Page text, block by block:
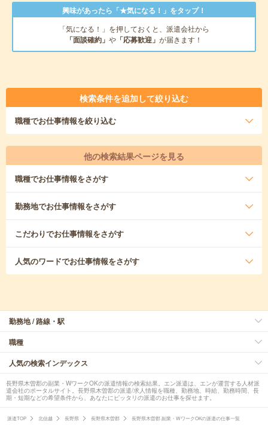
興味があったら「★気になる！」をタップ！
「気になる！」を押しておくと、派遣会社から
「面談確約」 や 「応募歓迎」 が届きます！
検索条件を追加して絞り込む
職種でお仕事情報を絞り込む
他の検索結果ページを見る
職種でお仕事情報をさがす
勤務地でお仕事情報をさがす
こだわりでお仕事情報をさがす
人気のワードでお仕事情報をさがす
勤務地 / 路線・駅
職種
人気の検索インデックス
長野県木曽郡の副業・WワークOKの派遣情報の検索結果。エン派遣は、エンが運営する人材派
遣会社のポータルサイト。長野県木曽郡の派遣/求人情報を職種、勤務地、時給、勤務時間、長
期・短期などの希望条件から、あなたにピッタリの派遣のお仕事を探せます。
派遣TOP 北信越 長野県 長野県木曽郡 長野県木曽郡 副業・WワークOKの派遣の仕事一覧